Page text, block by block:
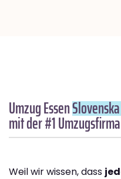
Umzug Essen
mit der #1 Umzugsfirma
Weil wir wissen, dass